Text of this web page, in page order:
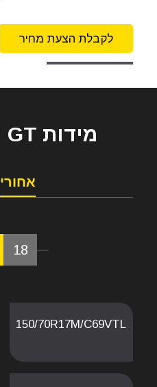
לקבלת הצעת מחיר
מידות ANGEL™ GT
אחורי
18
150/70R17M/C69VTL